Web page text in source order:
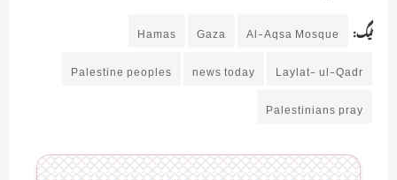
ٹیگ: Al-Aqsa Mosque
Gaza
Hamas
Laylat- ul-Qadr
news today
Palestine peoples
Palestinians pray